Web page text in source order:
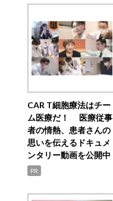
CAR T細胞療法はチー
ム医療だ！ 医療従事
者の情熱、患者さんの
思いを伝えるドキュメ
ンタリー動画を公開中
PR